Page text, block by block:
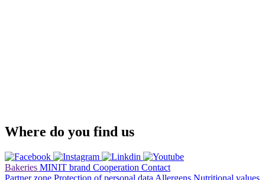
Where do you find us
Bakeries MINIT brand Cooperation Contact
Partner zone Protection of personal data Allergens Nutritional values